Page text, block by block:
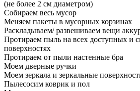
(не более 2 см диаметром)
Собираем весь мусор
Меняем пакеты в мусорных корзинах
Раскладываем/ развешиваем вещи
Протираем пыль на всех доступных и
поверхностях
Протираем от пыли настенные бра
Моем дверные ручки
Моем зеркала и зеркальные
Пылесосим коврик и пол